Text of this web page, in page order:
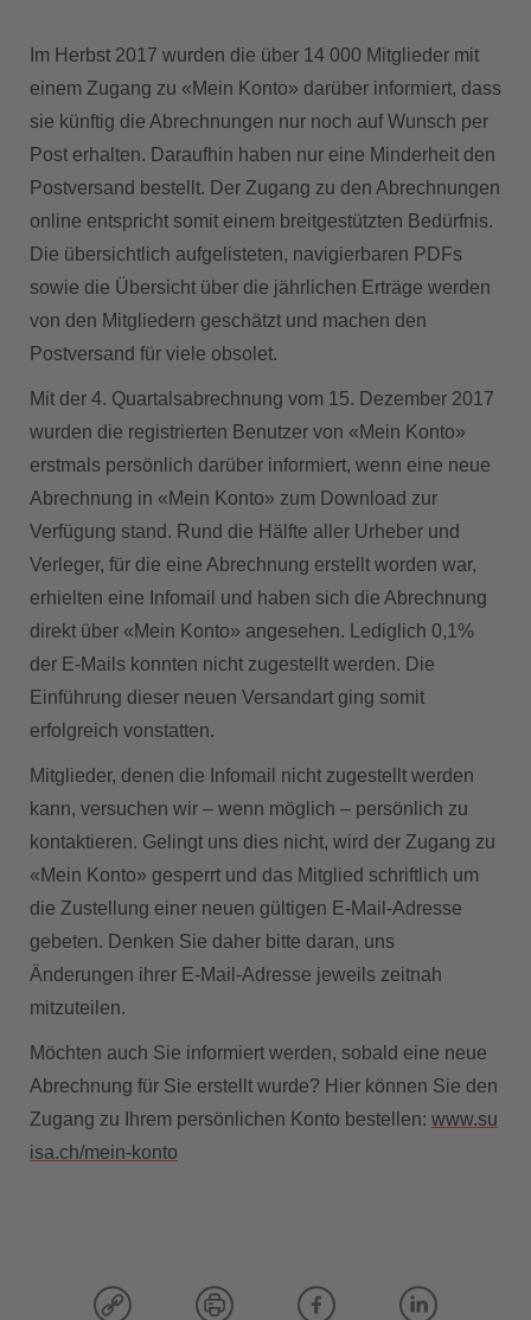
Im Herbst 2017 wurden die über 14 000 Mitglieder mit
einem Zugang zu «Mein Konto» darüber informiert, dass
sie künftig die Abrechnungen nur noch auf Wunsch per
Post erhalten. Daraufhin haben nur eine Minderheit den
Postversand bestellt. Der Zugang zu den Abrechnungen
online entspricht somit einem breitgestützten Bedürfnis.
Die übersichtlich aufgelisteten, navigierbaren PDFs
sowie die Übersicht über die jährlichen Erträge werden
von den Mitgliedern geschätzt und machen den
Postversand für viele obsolet.
Mit der 4. Quartalsabrechnung vom 15. Dezember 2017
wurden die registrierten Benutzer von «Mein Konto»
erstmals persönlich darüber informiert, wenn eine neue
Abrechnung in «Mein Konto» zum Download zur
Verfügung stand. Rund die Hälfte aller Urheber und
Verleger, für die eine Abrechnung erstellt worden war,
erhielten eine Infomail und haben sich die Abrechnung
direkt über «Mein Konto» angesehen. Lediglich 0,1%
der E-Mails konnten nicht zugestellt werden. Die
Einführung dieser neuen Versandart ging somit
erfolgreich vonstatten.
Mitglieder, denen die Infomail nicht zugestellt werden
kann, versuchen wir – wenn möglich – persönlich zu
kontaktieren. Gelingt uns dies nicht, wird der Zugang zu
«Mein Konto» gesperrt und das Mitglied schriftlich um
die Zustellung einer neuen gültigen E-Mail-Adresse
gebeten. Denken Sie daher bitte daran, uns
Änderungen ihrer E-Mail-Adresse jeweils zeitnah
mitzuteilen.
Möchten auch Sie informiert werden, sobald eine neue
Abrechnung für Sie erstellt wurde? Hier können Sie den
Zugang zu Ihrem persönlichen Konto bestellen: www.su
isa.ch/mein-konto